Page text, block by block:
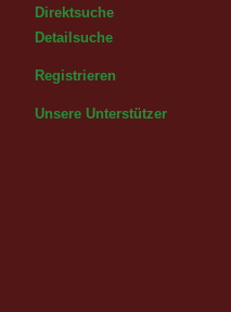
Direktsuche
Detailsuche
Registrieren
Unsere Unterstützer